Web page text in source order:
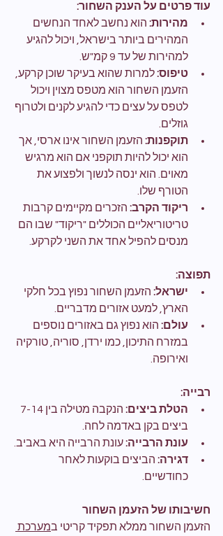
עוד פרטים על הענק השחור:
מהירות: הוא נחשב לאחד הנחשים
המהירים ביותר בישראל, ויכול להגיע
למהירות של עד 9 קמ"ש.
טיפוס: למרות שהוא בעיקר שוכן קרקע,
הזעמן השחור הוא מטפס מצוין ויכול
לטפס על עצים כדי להגיע לקנים ולטרוף
גוזלים.
תוקפנות: הזעמן השחור אינו ארסי, אך
הוא יכול להיות תוקפני אם הוא מרגיש
מאוים. הוא ינסה לנשוך ולפצוע את
הטורף שלו.
ריקוד הקרב: הזכרים מקיימים קרבות
טריטוריאליים הכוללים "ריקוד" שבו הם
מנסים להפיל אחד את השני לקרקע.
תפוצה:
ישראל: הזעמן השחור נפוץ בכל חלקי
הארץ, למעט אזורים מדבריים.
עולם: הוא נפוץ גם באזורים נוספים
במזרח התיכון, כמו ירדן, סוריה, טורקיה
ואירופה.
רבייה:
הטלת ביצים:
ביצים בקן באדמה לחה.
עונת הרבייה: עונת הרבייה היא באביב.
דגירה: הביצים בוקעות לאחר
כחודשיים.
חשיבותו של הזעמן השחור
הזעמן השחור ממלא תפקיד קריטי במערכת